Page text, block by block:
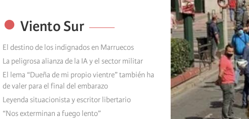
Viento Sur
El destino de los indignados en Marruecos
La peligrosa alianza de la IA y el sector militar
El lema “Dueña de mi propio vientre” también ha
de valer para el final del embarazo
Leyenda situacionista y escritor libertario
“Nos exterminan a fuego lento”